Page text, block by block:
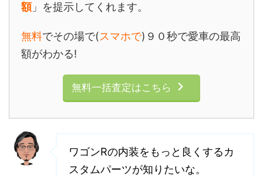
額」を提示してくれます。
無料でその場で(スマホで)９０秒で愛車の最高
額がわかる!
無料一括査定はこちら
ワゴンRの内装をもっと良くするカ
スタムパーツが知りたいな。